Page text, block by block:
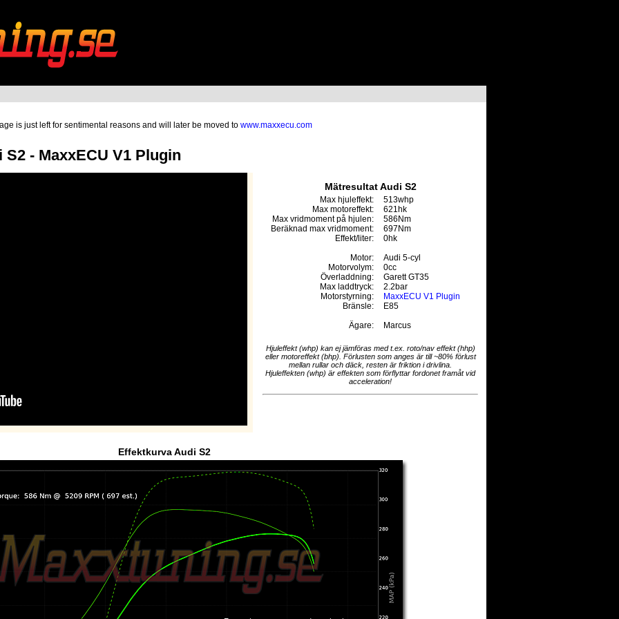
is just left for sentimental reasons and will later be moved to www.maxxecu.com
- MaxxECU V1 Plugin
Mätresultat Audi S2
Max hjuleffekt:
513whp
Max motoreffekt:
621hk
Max vridmoment på hjulen:
586Nm
Beräknad max vridmoment:
697Nm
Effekt/liter:
0hk
Motor:
Audi 5-cyl
Motorvolym:
0cc
Överladdning:
Garett GT35
Max laddtryck:
2.2bar
Motorstyrning:
MaxxECU V1 Plugin
Bränsle:
E85
Ägare:
Marcus
Hjuleffekt (whp) kan ej jämföras med t.ex. roto/nav effekt (hhp)
eller motoreffekt (bhp). Förlusten som anges är till ~80% förlust
mellan rullar och däck, resten är friktion i drivlina.
Hjuleffekten (whp) är effekten som förflyttar fordonet framåt vid
acceleration!
Effektkurva Audi S2